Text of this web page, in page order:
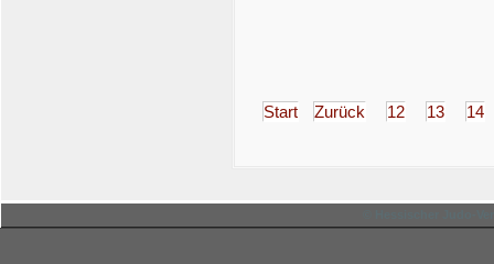
Start Zurück 12 13 14